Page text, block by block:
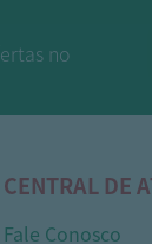
no
CENTRAL DE
Fale Conosco